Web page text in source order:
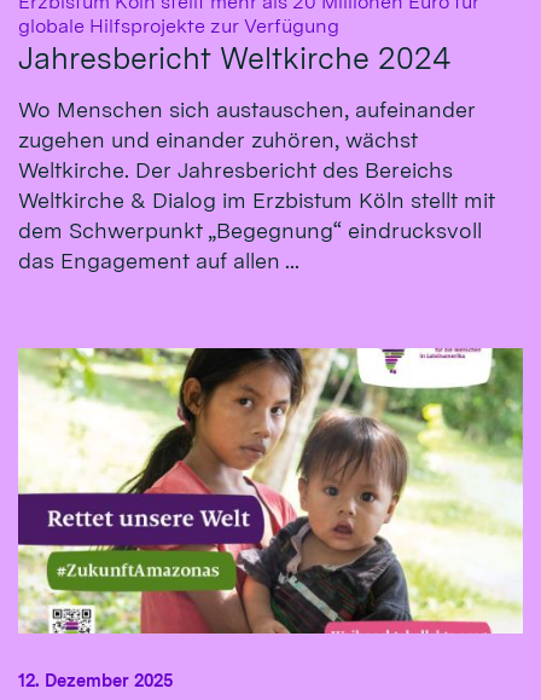
globale Hilfsprojekte zur Verfügung
Jahresbericht Weltkirche 2024
Wo Menschen sich austauschen, aufeinander
zugehen und einander zuhören, wächst
Weltkirche. Der Jahresbericht des Bereichs
Weltkirche & Dialog im Erzbistum Köln stellt mit
dem Schwerpunkt „Begegnung“ eindrucksvoll
das Engagement auf allen ...
12. Dezember 2025